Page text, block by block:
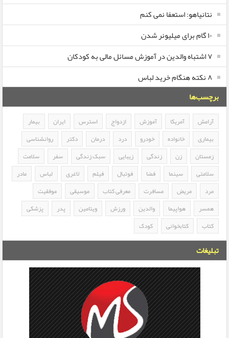
نتانیاهو: استعفا نمی کنم
۱۰ گام برای میلیونر شدن
۷ اشتباه والدین در آموزش مسائل مالی به کودکان
۸ نکته هنگام خرید لباس
برچسب‌ها
آرامش آمریکا آموزش ازدواج استرس ایران
بیمار
بیماری
خانواده خودرو درد درمان دکتر
روانشناسی
زمستان
زن زندگی زیبایی سبک زندگی سفر
سلامت
سلامتی
سینما فضا فوتبال فیلم لاغری لباس
مادر
مرد
مریض مسافرت معرفی کتاب موسیقی
موفقیت
همسر
هواپیما والدین ورزش ویتامین پدر
پزشکی
کتاب
کتابخوانی کودک
تبلیغات